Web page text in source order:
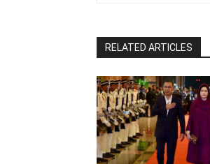
RELATED ARTICLES